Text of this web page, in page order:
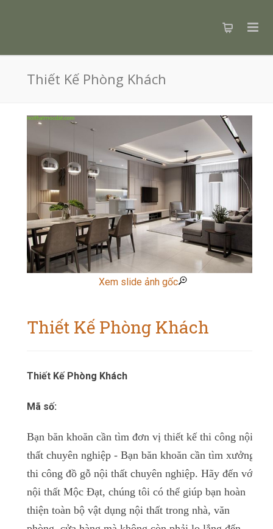
Thiết Kế Phòng Khách
Xem slide ảnh gốc
Thiết Kế Phòng Khách
Thiết Kế Phòng Khách
Mã số:
Bạn băn khoăn cần tìm đơn vị thiết kế thi công nội
thất chuyên nghiệp - Bạn băn khoăn cần tìm xưởng
thi công đồ gỗ nội thất chuyên nghiệp. Hãy đến với
nội thất Mộc Đạt, chúng tôi có thể giúp bạn hoàn
thiện toàn bộ vật dụng nội thất trong nhà, văn